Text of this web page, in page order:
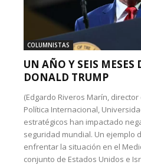
COLUMNISTAS
UN AÑO Y SEIS MESES
DONALD TRUMP
(Edgardo Riveros Marín,
Política Internacional,
estratégicos han impactado
seguridad mundial. Un ejemplo
enfrentar la situación en el
conjunto de Estados Unidos e